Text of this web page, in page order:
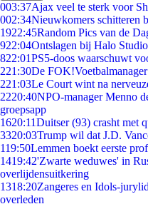
003:37Ajax veel te sterk voor
002:34Nieuwkomers schitteren
1922:45Random Pics van de
922:04Ontslagen bij Halo
822:01PS5-doos waarschuwt
221:30De
221:03Le Court wint na
2220:40NPO-manager Menno
groepsapp
1620:11Duitser (93) crasht met
3320:03Trump wil dat J.D.
119:50Lemmen boekt eerste
1419:42'Zwarte weduwes' in
overlijdensuitkering
1318:20Zangeres en Idols-
overleden